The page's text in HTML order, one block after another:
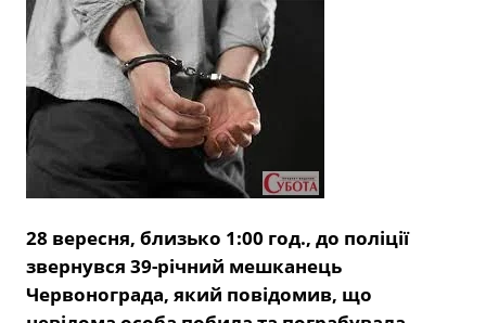
28 вересня, близько 1:00 год., до поліції
звернувся 39-річний мешканець
Червонограда, який повідомив, що